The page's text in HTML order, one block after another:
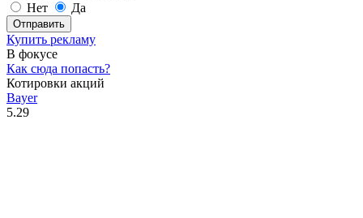
Нет
Да
Отправить
Купить рекламу
В фокусе
Как сюда попасть?
Котировки акций
Bayer
5.29